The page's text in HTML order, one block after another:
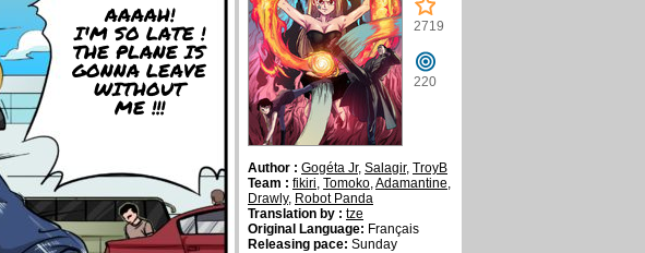
AAAAH!
I'M SO LATE !
THE PLANE IS
GONNA LEAVE
WITHOUT
ME !!!
2719
220
Author : Gogéta Jr, Salagir, TroyB
Team : fikiri, Tomoko,Adamantine,
Drawly, Robot Panda
Translation by : tze
Original Language: Français
Releasing pace: Sunday